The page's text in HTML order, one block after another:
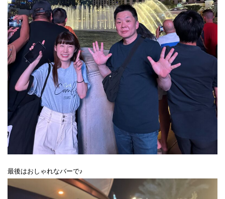
最後はおしゃれなバーで♪